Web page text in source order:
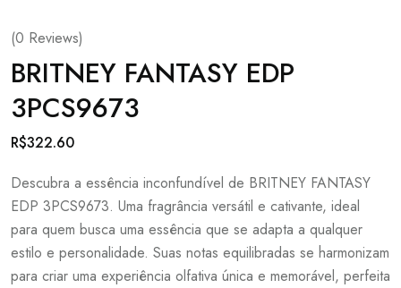
(0 Reviews)
BRITNEY FANTASY EDP
3PCS9673
R$322.60
Descubra a essência inconfundível de BRITNEY FANTASY
EDP 3PCS9673. Uma fragrância versátil e cativante, ideal
para quem busca uma essência que se adapta a qualquer
estilo e personalidade. Suas notas equilibradas se harmonizam
para criar uma experiência olfativa única e memorável, perfeita